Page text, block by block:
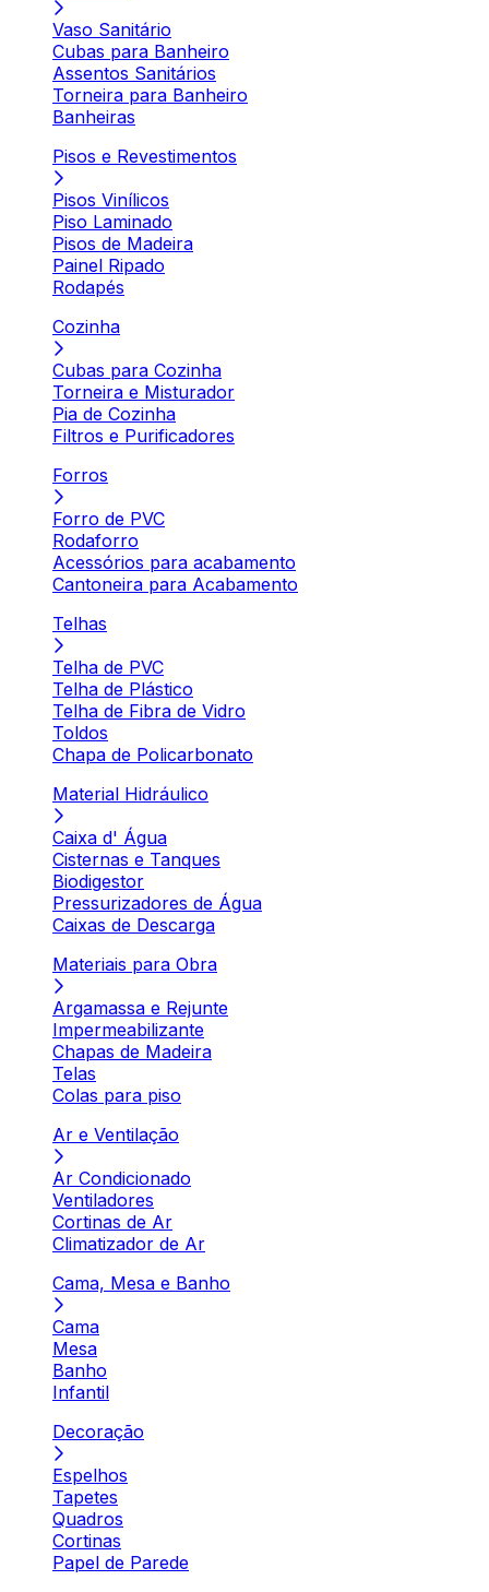
Vaso Sanitário
Cubas para Banheiro
Assentos Sanitários
Torneira para Banheiro
Banheiras
Pisos e Revestimentos
Pisos Vinílicos
Piso Laminado
Pisos de Madeira
Painel Ripado
Rodapés
Cozinha
Cubas para Cozinha
Torneira e Misturador
Pia de Cozinha
Filtros e Purificadores
Forros
Forro de PVC
Rodaforro
Acessórios para acabamento
Cantoneira para Acabamento
Telhas
Telha de PVC
Telha de Plástico
Telha de Fibra de Vidro
Toldos
Chapa de Policarbonato
Material Hidráulico
Caixa d' Água
Cisternas e Tanques
Biodigestor
Pressurizadores de Água
Caixas de Descarga
Materiais para Obra
Argamassa e Rejunte
Impermeabilizante
Chapas de Madeira
Telas
Colas para piso
Ar e Ventilação
Ar Condicionado
Ventiladores
Cortinas de Ar
Climatizador de Ar
Cama, Mesa e Banho
Cama
Mesa
Banho
Infantil
Decoração
Espelhos
Tapetes
Quadros
Cortinas
Papel de Parede